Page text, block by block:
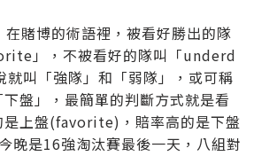
在賭博的術語裡，被看好勝出的隊
」，不被看好的隊叫「underd
就叫「強隊」和「弱隊」，或可稱
盤」，最簡單的判斷方式就是看
是上盤(favorite)，賠率高的是下盤
晚是16強淘汰賽最後一天，八組對